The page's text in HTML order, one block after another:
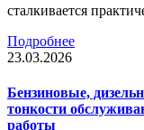
сталкивается
Подробнее
23.03.2026
Бензиновые,
тонкости
работы